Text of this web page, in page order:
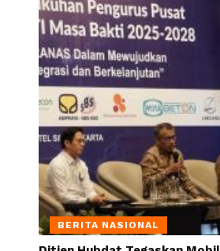
BERITA NASIONAL